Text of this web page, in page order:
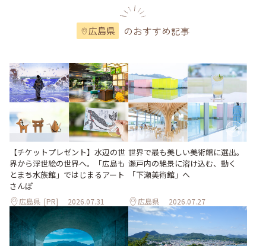
広島県 のおすすめ記事
【チケットプレゼント】水辺の世
界から浮世絵の世界へ。「広島も
とまち水族館」ではじまるアート
さんぽ
広島県 [PR] 2026.07.31
世界で最も美しい美術館に選出。
瀬戸内の絶景に溶け込む、動く
「下瀬美術館」へ
広島県 2026.07.27